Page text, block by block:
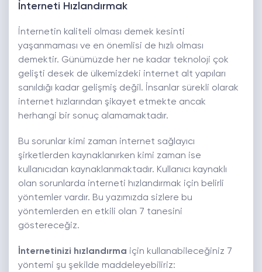
İnterneti Hızlandırmak
İnternetin kaliteli olması demek kesinti
yaşanmaması ve en önemlisi de hızlı olması
demektir. Günümüzde her ne kadar teknoloji çok
gelişti desek de ülkemizdeki internet alt yapıları
sanıldığı kadar gelişmiş değil. İnsanlar sürekli olarak
internet hızlarından şikayet etmekte ancak
herhangi bir sonuç alamamaktadır.
Bu sorunlar kimi zaman internet sağlayıcı
şirketlerden kaynaklanırken kimi zaman ise
kullanıcıdan kaynaklanmaktadır. Kullanıcı kaynaklı
olan sorunlarda interneti hızlandırmak için belirli
yöntemler vardır. Bu yazımızda sizlere bu
yöntemlerden en etkili olan 7 tanesini
göstereceğiz.
İnternetinizi hızlandırma için kullanabileceğiniz 7
yöntemi şu şekilde maddeleyebiliriz: